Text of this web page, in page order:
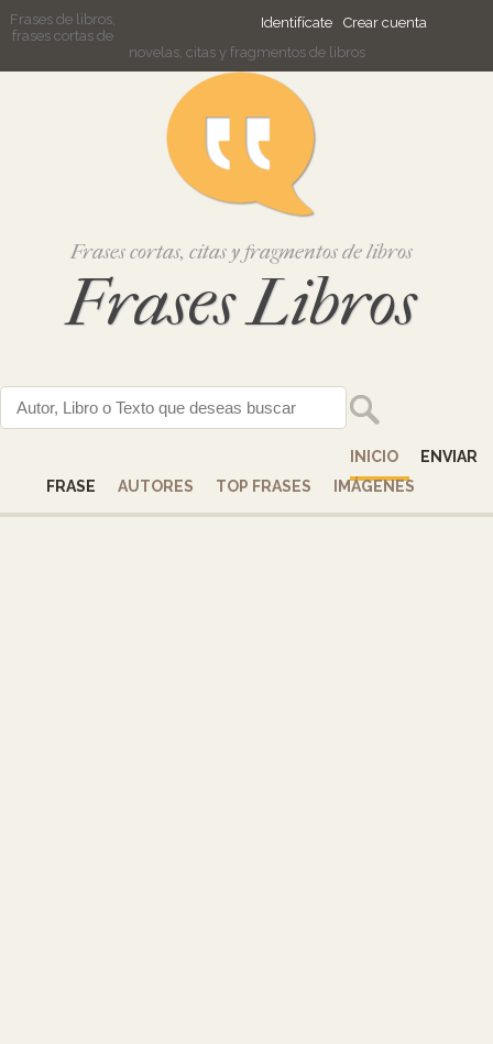
Identifícate Crear cuenta
Frases de libros,
frases cortas de
novelas, citas y fragmentos de libros
Frases cortas, citas y fragmentos de libros
Frases Libros
INICIO
ENVIAR
FRASE
AUTORES TOP FRASES IMÁGENES